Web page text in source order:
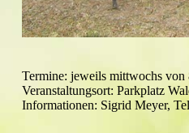
Termine: jeweils mittwochs von
Veranstaltungsort: Parkplatz
Informationen: Sigrid Meyer,